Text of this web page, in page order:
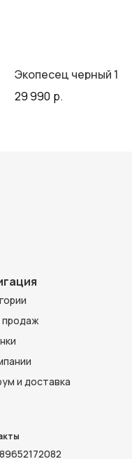
Экопесец черный
29 990 р.
и доставка
89652172082